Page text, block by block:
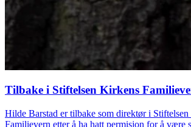
Tilbake i Stiftelsen Kirkens
Hilde Barstad er tilbake som direktør i
Familievern etter å ha hatt permisjon for å være